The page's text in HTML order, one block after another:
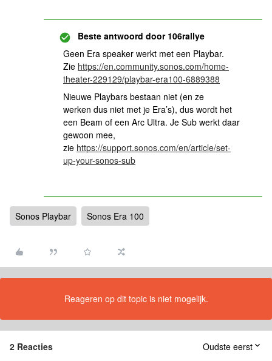
Beste antwoord door106rallye
Geen Era speaker werkt met een Playbar.
Zie https://en.community.sonos.com/home-
theater-229129/playbar-era100-6889388
Nieuwe Playbars bestaan niet (en ze
werken dus niet met je Era’s), dus wordt het
een Beam of een Arc Ultra. Je Sub werkt daar
gewoon mee,
zie https://support.sonos.com/en/article/set-
up-your-sonos-sub
Sonos Playbar Sonos Era 100
Reageren op dit topic is niet mogelijk.
2 Reacties Oudste eerst